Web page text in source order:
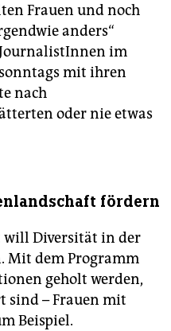
Frauen und noch
anders“
im
mit ihren
nach
oder nie etwas
fördern
will Diversität in der
Mit dem Programm
geholt werden,
sind – Frauen mit
Beispiel.